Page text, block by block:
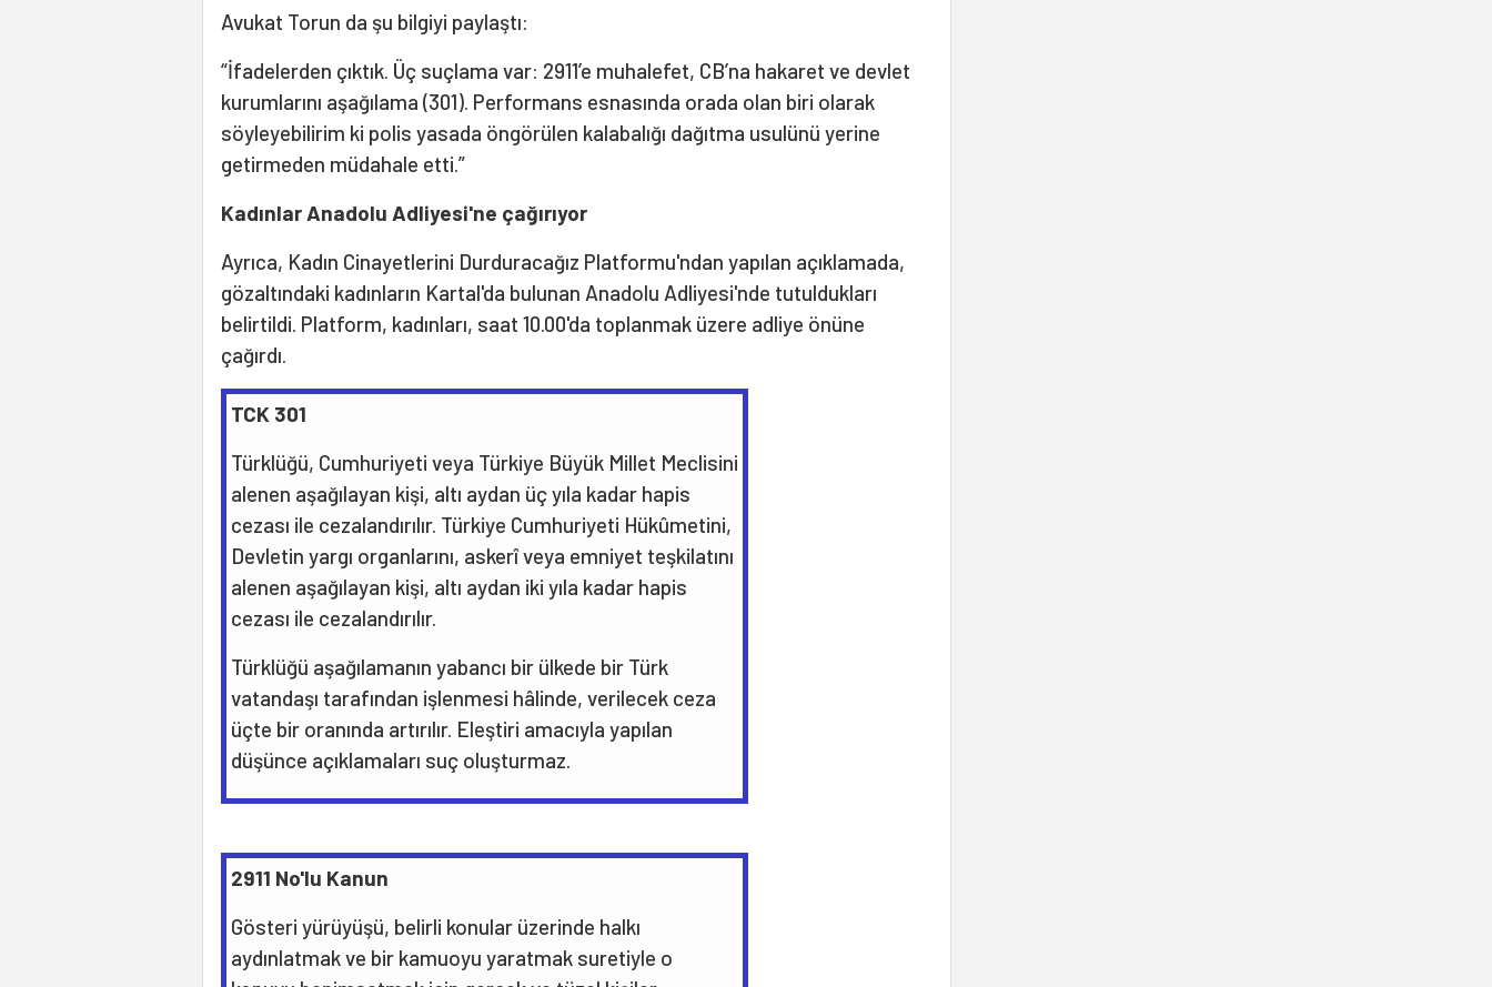
Avukat Torun da şu bilgiyi paylaştı:
“İfadelerden çıktık. Üç suçlama var: 2911’e muhalefet, CB’na hakaret ve devlet
kurumlarını aşağılama (301). Performans esnasında orada olan biri olarak
söyleyebilirim ki polis yasada öngörülen kalabalığı dağıtma usulünü yerine
getirmeden müdahale etti.”
Kadınlar Anadolu Adliyesi'ne çağırıyor
Ayrıca, Kadın Cinayetlerini Durduracağız Platformu'ndan yapılan açıklamada,
gözaltındaki kadınların Kartal'da bulunan Anadolu Adliyesi'nde tutuldukları
belirtildi. Platform, kadınları, saat 10.00'da toplanmak üzere adliye önüne
çağırdı.
TCK 301
Türklüğü, Cumhuriyeti veya Türkiye Büyük Millet Meclisini
alenen aşağılayan kişi, altı aydan üç yıla kadar hapis
cezası ile cezalandırılır. Türkiye Cumhuriyeti Hükûmetini,
Devletin yargı organlarını, askerî veya emniyet teşkilatını
alenen aşağılayan kişi, altı aydan iki yıla kadar hapis
cezası ile cezalandırılır.
Türklüğü aşağılamanın yabancı bir ülkede bir Türk
vatandaşı tarafından işlenmesi hâlinde, verilecek ceza
üçte bir oranında artırılır. Eleştiri amacıyla yapılan
düşünce açıklamaları suç oluşturmaz.
2911 No'lu Kanun
Gösteri yürüyüşü, belirli konular üzerinde halkı
aydınlatmak ve bir kamuoyu yaratmak suretiyle o